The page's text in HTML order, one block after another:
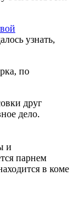
узнать,
по
друг
дело.
и
парнем
в коме